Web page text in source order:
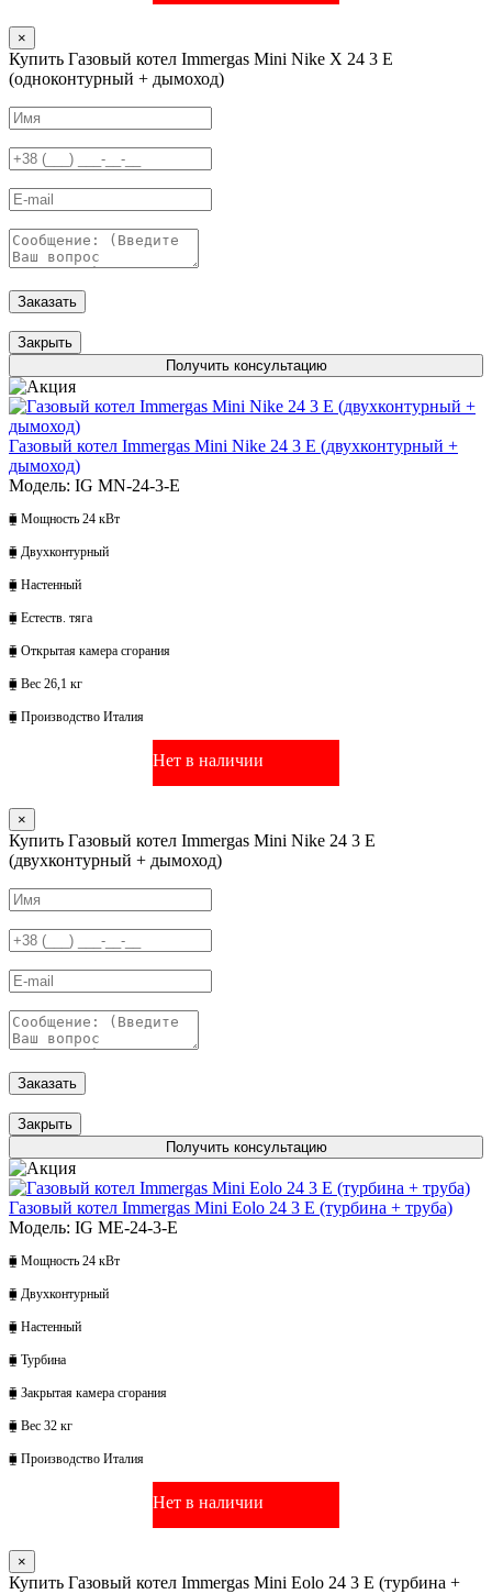
×
Купить Газовый котел Immergas Mini Nike X 24 3 E
(одноконтурный + дымоход)
Заказать
Закрыть
Получить консультацию
Газовый котел Immergas Mini Nike 24 3 E (двухконтурный +
дымоход)
Модель: IG MN-24-3-E
⧯ Мощность 24 кВт
⧯ Двухконтурный
⧯ Настенный
⧯ Естеств. тяга
⧯ Открытая камера сгорания
⧯ Вес 26,1 кг
⧯ Производство Италия
Нет в наличии
×
Купить Газовый котел Immergas Mini Nike 24 3 E
(двухконтурный + дымоход)
Заказать
Закрыть
Получить консультацию
Газовый котел Immergas Mini Eolo 24 3 E (турбина + труба)
Модель: IG ME-24-3-E
⧯ Мощность 24 кВт
⧯ Двухконтурный
⧯ Настенный
⧯ Турбина
⧯ Закрытая камера сгорания
⧯ Вес 32 кг
⧯ Производство Италия
Нет в наличии
×
Купить Газовый котел Immergas Mini Eolo 24 3 E (турбина +